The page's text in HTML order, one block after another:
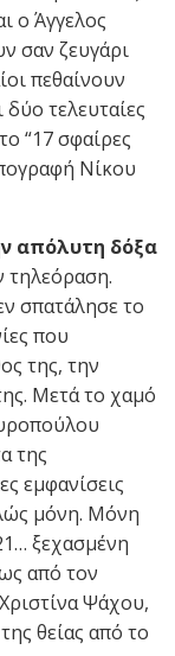
ο Άγγελος
σαν ζευγάρι
πεθαίνουν
τελευταίες
“17 σφαίρες
Νίκου
απόλυτη δόξα
τηλεόραση.
σπατάλησε το
που
της, την
Μετά το χαμό
της
εμφανίσεις
μόνη. Μόνη
ξεχασμένη
από τον
Ψάχου,
θείας από το